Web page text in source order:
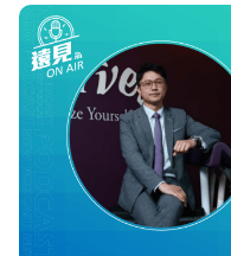
Powered by Firstory
Firstory Podcast 廣告
海嘯的嚴峻考驗下，南
本集《遠見ON AIR》邀
你解析樹德科大如何打
技職教育新典範！ 🔺如
縫接軌者」？ 🔺AI如何
首創「菲律賓半導體專
🔺一舉拿下4大USR專